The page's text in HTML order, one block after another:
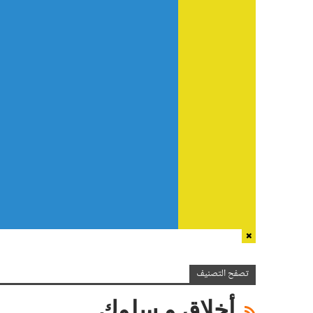
تصفح التصنيف